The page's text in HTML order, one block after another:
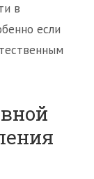
в
если